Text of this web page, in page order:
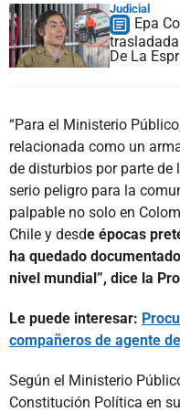
Judicial
Epa
De La
“Para el Ministerio
relacionada como un
de disturbios por parte de
serio peligro para la
palpable no solo en
Chile y desde épocas
ha quedado
nivel mundial”, dice la
Le puede interesar:
compañeros de agente
Según el Ministerio
Constitución Política en